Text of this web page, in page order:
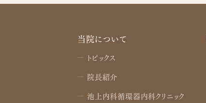
当院について
トピックス
院長紹介
池上内科循環器内科クリニック